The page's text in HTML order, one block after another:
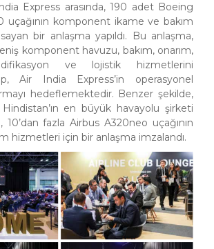
Express arasında, 190 adet Boeing
uçağının komponent ikame ve bakım
bir anlaşma yapıldı. Bu anlaşma,
komponent havuzu, bakım, onarım,
ve lojistik hizmetlerini
Air India Express’in operasyonel
hedeflemektedir. Benzer şekilde,
en büyük havayolu şirketi
10’dan fazla Airbus A320neo uçağının
hizmetleri için bir anlaşma imzalandı.